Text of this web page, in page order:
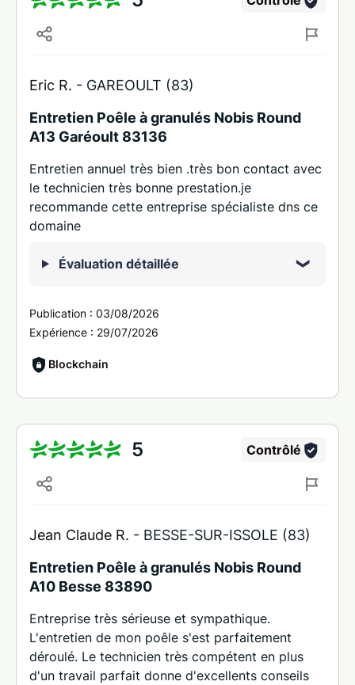
Eric R. - GAREOULT (83)
Entretien Poêle à granulés Nobis Round
A13 Garéoult 83136
Entretien annuel très bien .très bon contact avec
le technicien très bonne prestation.je
recommande cette entreprise spécialiste dns ce
domaine
Évaluation détaillée
Publication : 03/08/2026
Expérience : 29/07/2026
Blockchain
5 Contrôlé
Jean Claude R. - BESSE-SUR-ISSOLE (83)
Entretien Poêle à granulés Nobis Round
A10 Besse 83890
Entreprise très sérieuse et sympathique.
L'entretien de mon poêle s'est parfaitement
déroulé. Le technicien très compétent en plus
d'un travail parfait donne d'excellents conseils